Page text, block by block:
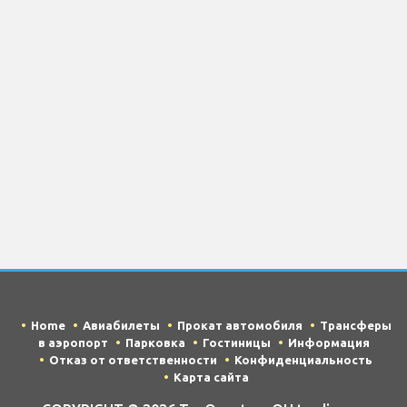
Home Авиабилеты Прокат автомобиля
Трансферы
в аэропорт
Парковка Гостиницы
Информация
Отказ от ответственности
Конфиденциальность
Карта сайта